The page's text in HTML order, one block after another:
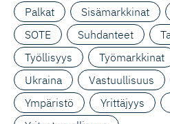
Palkat
Sisämarkkinat
SOTE
Suhdanteet
Työllisyys
Työmarkkinat
Ukraina
Vastuullisuus
Ympäristö
Yrittäjyys